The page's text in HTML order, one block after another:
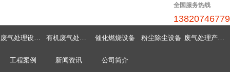
全国服务热线
13820746779
废气处理设备首页 有机废气处理设备 催化燃烧设备 粉尘除尘设备 废气处理产品中心
工程案例 新闻资讯 公司简介